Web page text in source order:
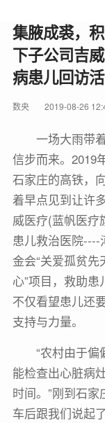
集腋成裘，
下子公司吉
病患儿回访
数央 2019-08-26
一场大雨带
信步而来。2019
石家庄的高铁，
着早点见到让许
威医疗(蓝帆医疗
患儿救治医院
金会“关爱孤贫
心”项目，救助
不仅看望患儿还
支持与力量。
“农村由于
能检查出心脏病
时间。”刚到石
车后跟我们说起